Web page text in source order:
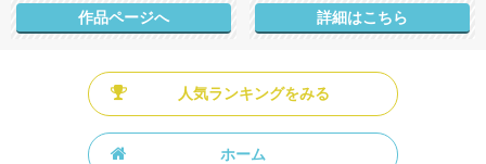
作品ページへ 詳細はこちら
人気ランキングをみる
ホーム